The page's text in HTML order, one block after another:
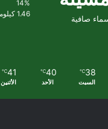
صافية
14%
1.46 كيلومتر/ساعة
38
℃
السبت
40
℃
الأحد
41
℃
الأثنين